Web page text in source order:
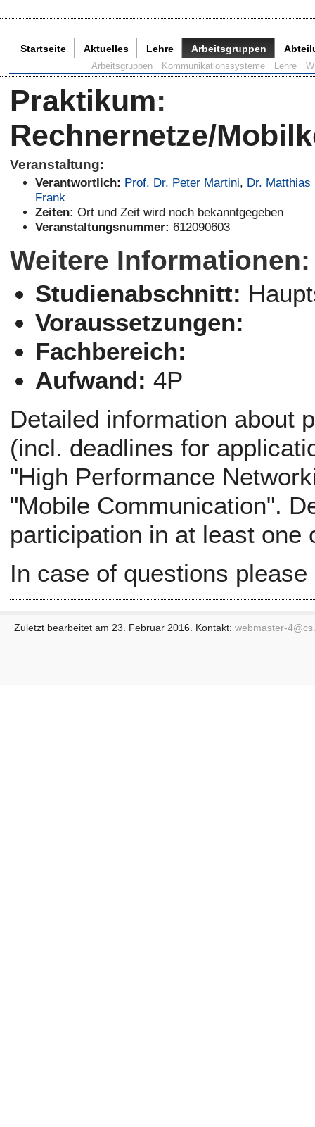
Startseite Aktuelles Lehre Arbeitsgruppen
Arbeitsgruppen Kommunikationssysteme Lehre
Praktikum:
Rechnernetze/
Veranstaltung:
Verantwortlich: Prof. Dr. Peter Martini, Dr. Matthias
Frank
Zeiten: Ort und Zeit wird noch bekanntgegeben
Veranstaltungsnummer: 612090603
Weitere Informationen:
Studienabschnitt:
Voraussetzungen:
Fachbereich:
Aufwand: 4P
Detailed information about
(incl. deadlines for
"High Performance
"Mobile Communication".
participation in at least one
In case of questions
Zuletzt bearbeitet am 23. Februar 2016. Kontakt: webmaster-4@